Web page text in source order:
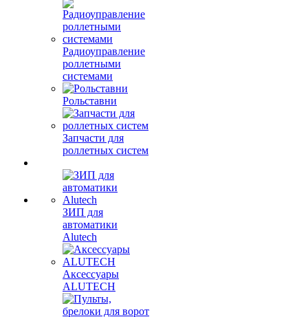
Радиоуправление
роллетными
системами
Рольставни
Запчасти для
роллетных систем
ЗИП для
автоматики
Alutech
Аксессуары
ALUTECH